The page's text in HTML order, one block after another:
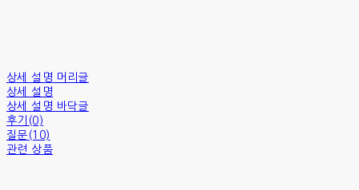
상세 설명 머리글
상세 설명
상세 설명 바닥글
후기(0)
질문(10)
관련 상품